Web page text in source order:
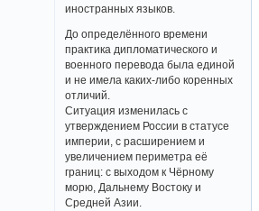
иностранных языков.
До определённого времени
практика дипломатического и
военного перевода была единой
и не имела каких-либо коренных
отличий.
Ситуация изменилась с
утверждением России в статусе
империи, с расширением и
увеличением периметра её
границ: с выходом к Чёрному
морю, Дальнему Востоку и
Средней Азии.